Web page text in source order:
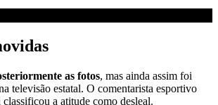
as fotos, mas ainda assim foi
televisão estatal. O comentarista esportivo
a atitude como desleal.